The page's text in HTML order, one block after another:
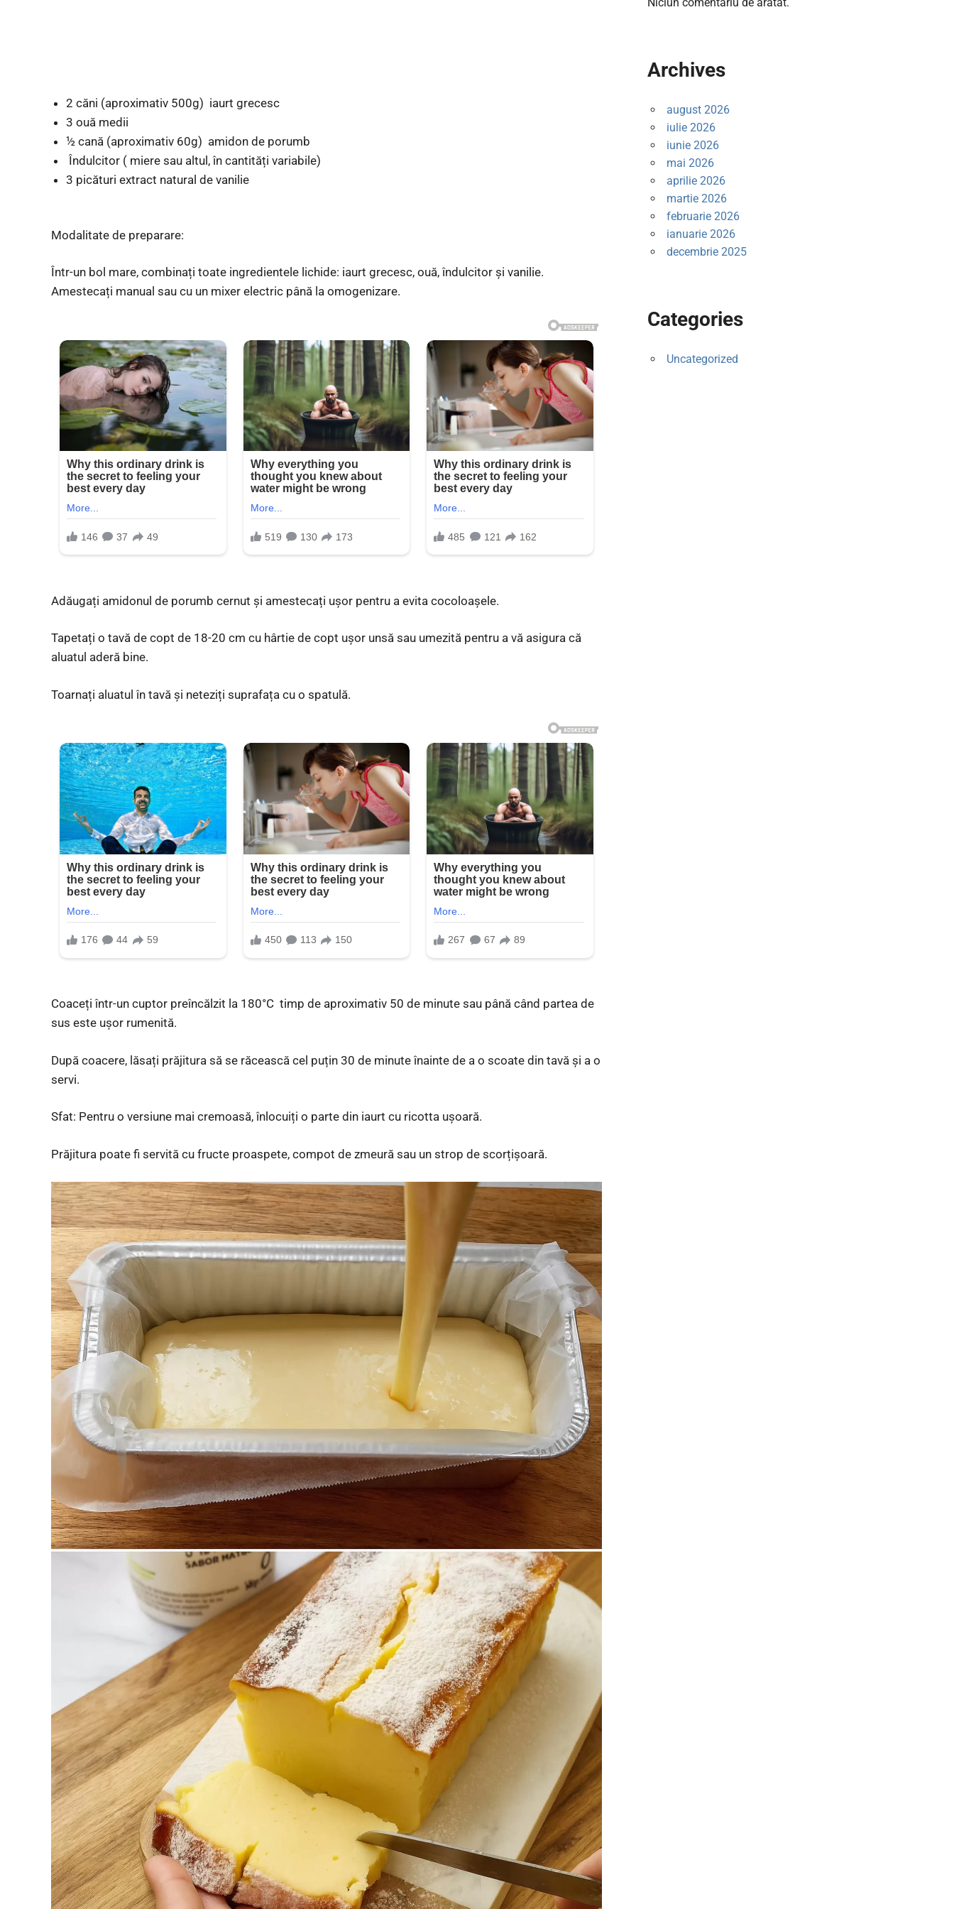
2 căni (aproximativ 500g) iaurt grecesc
3 ouă medii
½ cană (aproximativ 60g) amidon de porumb
Îndulcitor ( miere sau altul, în cantități variabile)
3 picături extract natural de vanilie
Modalitate de preparare:
Într-un bol mare, combinați toate ingredientele lichide: iaurt grecesc, ouă, îndulcitor și vanilie.
Amestecați manual sau cu un mixer electric până la omogenizare.
Adăugați amidonul de porumb cernut și amestecați ușor pentru a evita cocoloașele.
Tapetați o tavă de copt de 18-20 cm cu hârtie de copt ușor unsă sau umezită pentru a vă asigura că
aluatul aderă bine.
Toarnați aluatul în tavă și neteziți suprafața cu o spatulă.
Coaceți într-un cuptor preîncălzit la 180°C timp de aproximativ 50 de minute sau până când partea de
sus este ușor rumenită.
După coacere, lăsați prăjitura să se răcească cel puțin 30 de minute înainte de a o scoate din tavă și a o
servi.
Sfat: Pentru o versiune mai cremoasă, înlocuiți o parte din iaurt cu ricotta ușoară.
Prăjitura poate fi servită cu fructe proaspete, compot de zmeură sau un strop de scorțișoară.
Archives
august 2026
iulie 2026
iunie 2026
mai 2026
aprilie 2026
martie 2026
februarie 2026
ianuarie 2026
decembrie 2025
Categories
Uncategorized